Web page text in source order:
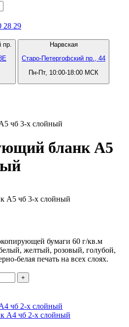
28 29
пр.
Нарвская
Старо-Петергофский пр., 44
Пн-Пт, 10:00-18:00 МСК
чб 3-x слойный
бланк А5
бумаги 60 г/кв.м
желтый, розовый, голубой,
белая печать на всех слоях.
+
чб 2-x слойный